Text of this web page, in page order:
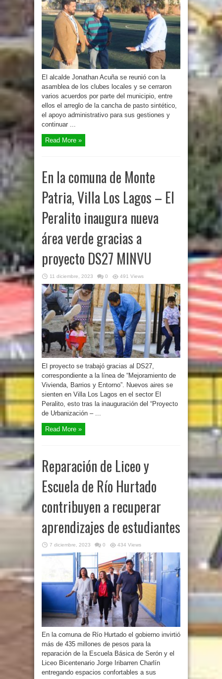
El alcalde Jonathan Acuña se reunió con la
asamblea de los clubes locales y se cerraron
varios acuerdos por parte del municipio, entre
ellos el arreglo de la cancha de pasto sintético,
el apoyo administrativo para sus gestiones y
continuar ...
Read More »
En la comuna de Monte
Patria, Villa Los Lagos – El
Peralito inaugura nueva
área verde gracias a
proyecto DS27 MINVU
11 diciembre, 2023 0 491 Views
El proyecto se trabajó gracias al DS27,
correspondiente a la línea de “Mejoramiento de
Vivienda, Barrios y Entorno”. Nuevos aires se
sienten en Villa Los Lagos en el sector El
Peralito, esto tras la inauguración del “Proyecto
de Urbanización – ...
Read More »
Reparación de Liceo y
Escuela de Río Hurtado
contribuyen a recuperar
aprendizajes de estudiantes
7 diciembre, 2023 0 434 Views
En la comuna de Río Hurtado el gobierno invirtió
más de 435 millones de pesos para la
reparación de la Escuela Básica de Serón y el
Liceo Bicentenario Jorge Iribarren Charlín
entregando espacios confortables a sus